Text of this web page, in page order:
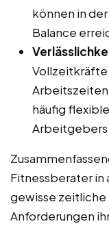
können in
Balance
Arbeitszeiten
häufig
Arbeitgebers
Fitnessberater in
gewisse
Anforderungen